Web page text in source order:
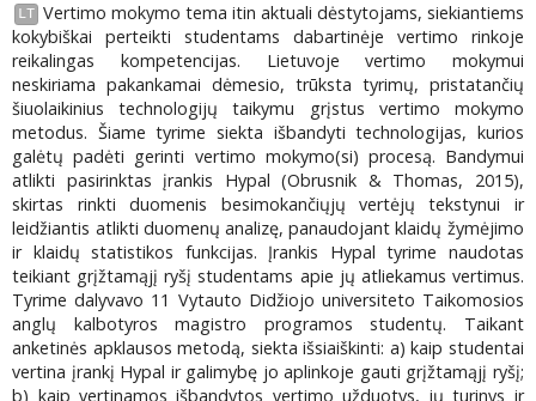
LT Vertimo mokymo tema itin aktuali dėstytojams, siekiantiems
kokybiškai perteikti studentams dabartinėje vertimo rinkoje
reikalingas kompetencijas. Lietuvoje vertimo mokymui
neskiriama pakankamai dėmesio, trūksta tyrimų, pristatančių
šiuolaikinius technologijų taikymu grįstus vertimo mokymo
metodus. Šiame tyrime siekta išbandyti technologijas, kurios
galėtų padėti gerinti vertimo mokymo(si) procesą. Bandymui
atlikti pasirinktas įrankis Hypal (Obrusnik & Thomas, 2015),
skirtas rinkti duomenis besimokančiųjų vertėjų tekstynui ir
leidžiantis atlikti duomenų analizę, panaudojant klaidų žymėjimo
ir klaidų statistikos funkcijas. Įrankis Hypal tyrime naudotas
teikiant grįžtamąjį ryšį studentams apie jų atliekamus vertimus.
Tyrime dalyvavo 11 Vytauto Didžiojo universiteto Taikomosios
anglų kalbotyros magistro programos studentų. Taikant
anketinės apklausos metodą, siekta išsiaiškinti: a) kaip studentai
vertina įrankį Hypal ir galimybę jo aplinkoje gauti grįžtamąjį ryšį;
b) kaip vertinamos išbandytos vertimo užduotys, jų turinys ir